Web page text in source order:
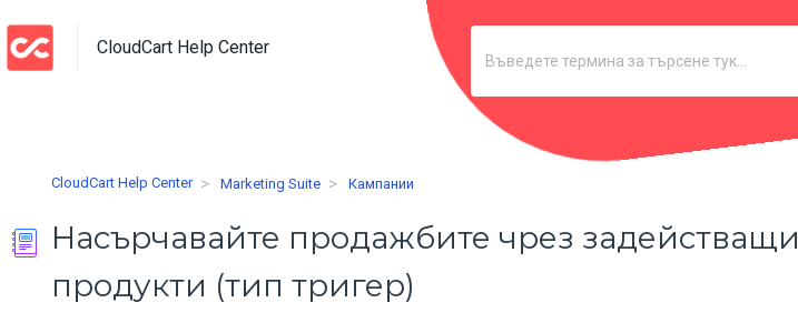
CloudCart Help Center
CloudCart Help Center Marketing Suite Кампании
Насърчавайте продажбите чрез задействащи
продукти (тип тригер)